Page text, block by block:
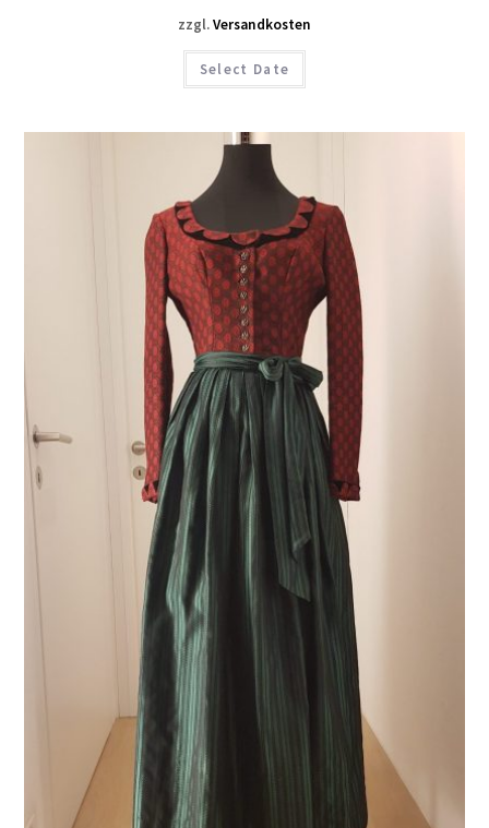
zzgl.Versandkosten
Select Date